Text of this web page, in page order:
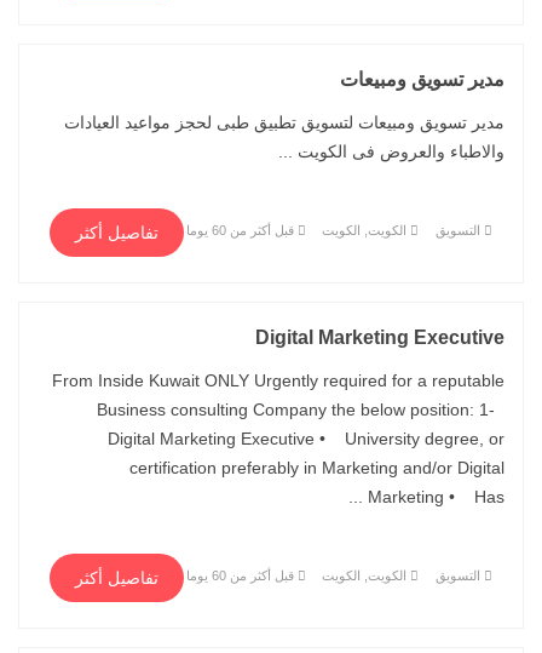
مدير تسويق ومبيعات
مدير تسويق ومبيعات لتسويق تطبيق طبى لحجز مواعيد العيادات
والاطباء والعروض فى الكويت ...
التسويق الكويت, الكويت قبل أكثر من 60 يوما تفاصيل أكثر
Digital Marketing Executive
From Inside Kuwait ONLY Urgently required for a reputable
Business consulting Company the below position: 1-
Digital Marketing Executive • University degree, or
certification preferably in Marketing and/or Digital
Marketing • Has ...
التسويق الكويت, الكويت قبل أكثر من 60 يوما تفاصيل أكثر